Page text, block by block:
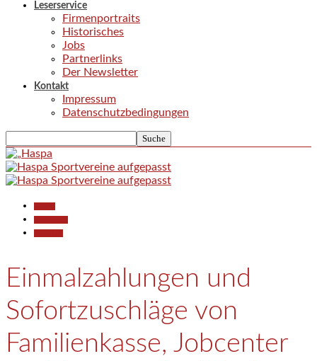
Leserservice
Firmenportraits
Historisches
Jobs
Partnerlinks
Der Newsletter
Kontakt
Impressum
Datenschutzbedingungen
Einmalzahlungen und
Sofortzuschläge von
Familienkasse, Jobcenter